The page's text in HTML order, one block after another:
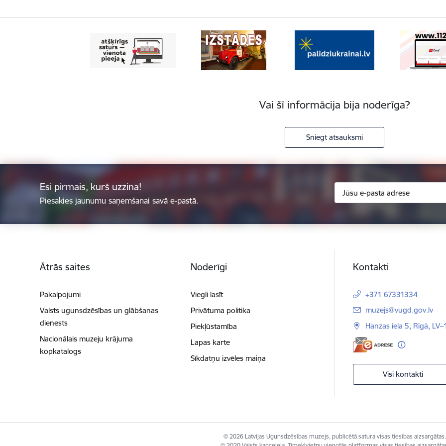
Vai šī informācija bija noderīga?
Sniegt atsauksmi
Esi pirmais, kurš uzzina!
Piesakies jaunumu saņemšanai savā e-pastā.
Ātrās saites
Pakalpojumi
Valsts ugunsdzēsības un glābšanas
dienests
Nacionālais muzeju krājuma
kopkatalogs
Noderīgi
Viegli lasīt
Privātuma politika
Piekļūstamība
Lapas karte
Sīkdatņu izvēles maiņa
Kontakti
+371 67331334
E-pasts:
muzejs@vugd.gov.lv
Hanzas iela 5, Rīgā,
Visi kontakti
© 2026 Latvijas Ugunsdzēsības muzejs, publicētā satura visas tiesības aizsargātas.